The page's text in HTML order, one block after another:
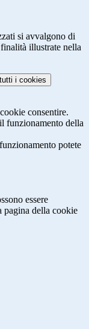
si avvalgono di
illustrate nella
i cookies
consentire.
funzionamento della
potete
essere
pagina della cookie